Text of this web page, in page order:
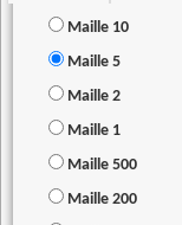
Maille 10
Maille 5
Maille 2
Maille 1
Maille 500
Maille 200